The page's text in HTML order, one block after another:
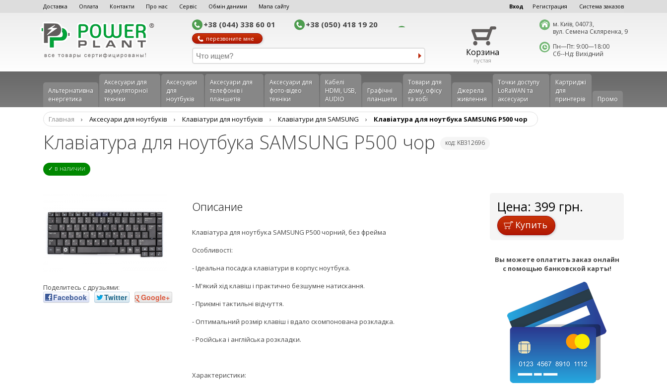
Доставка Оплата Контакти Про нас Сервіс Обмін даними Мапа сайту Вход Регистрация Система заказов
+38 (044) 338 60 01 +38 (050) 418 19 20
перезвоните мне
Корзина
пустая
м. Київ, 04073,
вул. Семена Скляренка, 9
Пн—Пт: 9:00—18:00
Сб--Нд: Вихідний
Альтернативна
енергетика
Аксесуари для
акумуляторної
техніки
Аксесуари
для
ноутбуків
Аксеcуари для
телефонів і
планшетів
Аксесуари для
фото-відео
техніки
Кабелі
HDMI, USB,
AUDIO
Графічні
планшети
Товари для
дому, офісу
та хобі
Джерела
живлення
Точки доступу
LoRaWAN та
аксесуари
Картриджі
для
принтерів
Промо
Главная › Аксесуари для ноутбуків › Клавіатури для ноутбуків › Клавіатури для SAMSUNG › Клавiатура для ноутбука SAMSUNG P500 чор
Клавiатура для ноутбука SAMSUNG P500 чор код: KB312696
✓ в наличии
Поделитесь с друзьями:
Facebook Twitter Google+
Описание
Клавіатура для ноутбука SAMSUNG P500 чорний, без фрейма
Особливості:
- Ідеальна посадка клавіатури в корпус ноутбука.
- М'який хід клавіш і практично безшумне натискання.
- Приємні тактильні відчуття.
- Оптимальний розмір клавіш і вдало скомпонована розкладка.
- Російська і англійська розкладки.
Характеристики:
Цена: 399 грн.
Купить
Вы можете оплатить заказ онлайн
с помощью банковской карты!